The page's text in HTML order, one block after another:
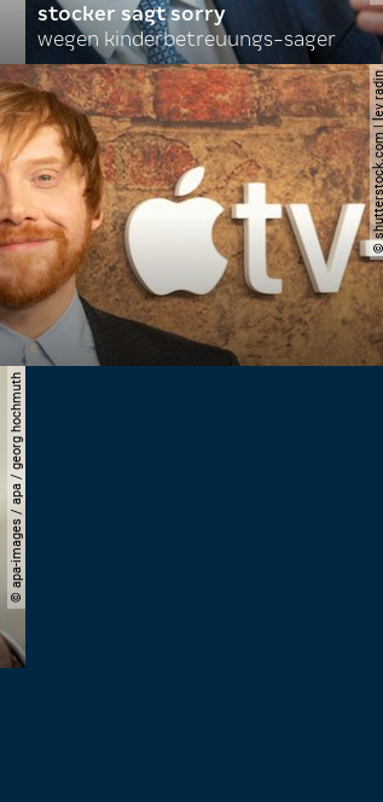
stocker sagt sorry
wegen kinderbetreuungs-sager
©
© apa-images / apa / georg hochmuth